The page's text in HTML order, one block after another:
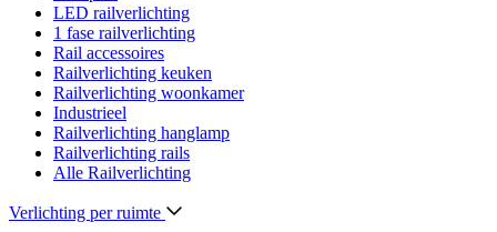
LED railverlichting
1 fase railverlichting
Rail accessoires
Railverlichting keuken
Railverlichting woonkamer
Industrieel
Railverlichting hanglamp
Railverlichting rails
Alle Railverlichting
Verlichting per ruimte